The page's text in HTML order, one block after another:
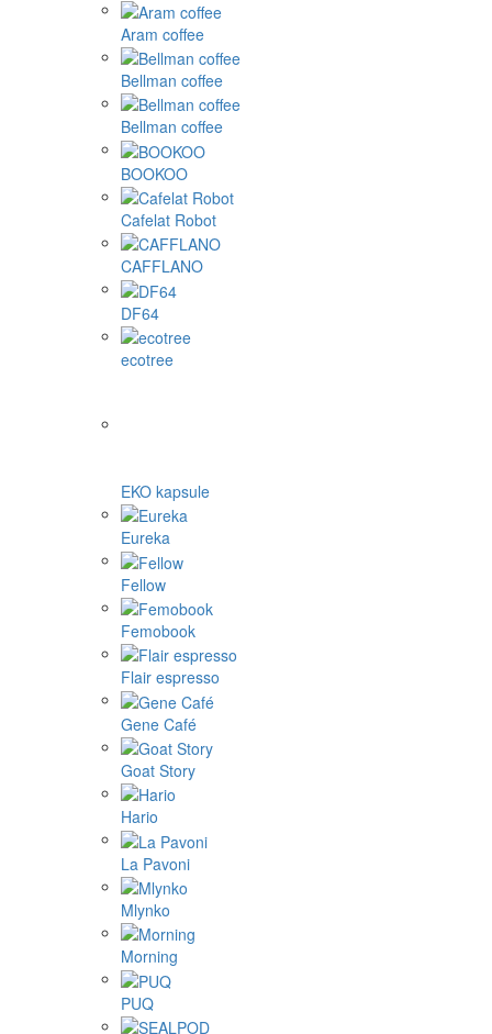
Aram coffee
Bellman coffee
Bellman coffee
BOOKOO
Cafelat Robot
CAFFLANO
DF64
ecotree
EKO kapsule
Eureka
Fellow
Femobook
Flair espresso
Gene Café
Goat Story
Hario
La Pavoni
Mlynko
Morning
PUQ